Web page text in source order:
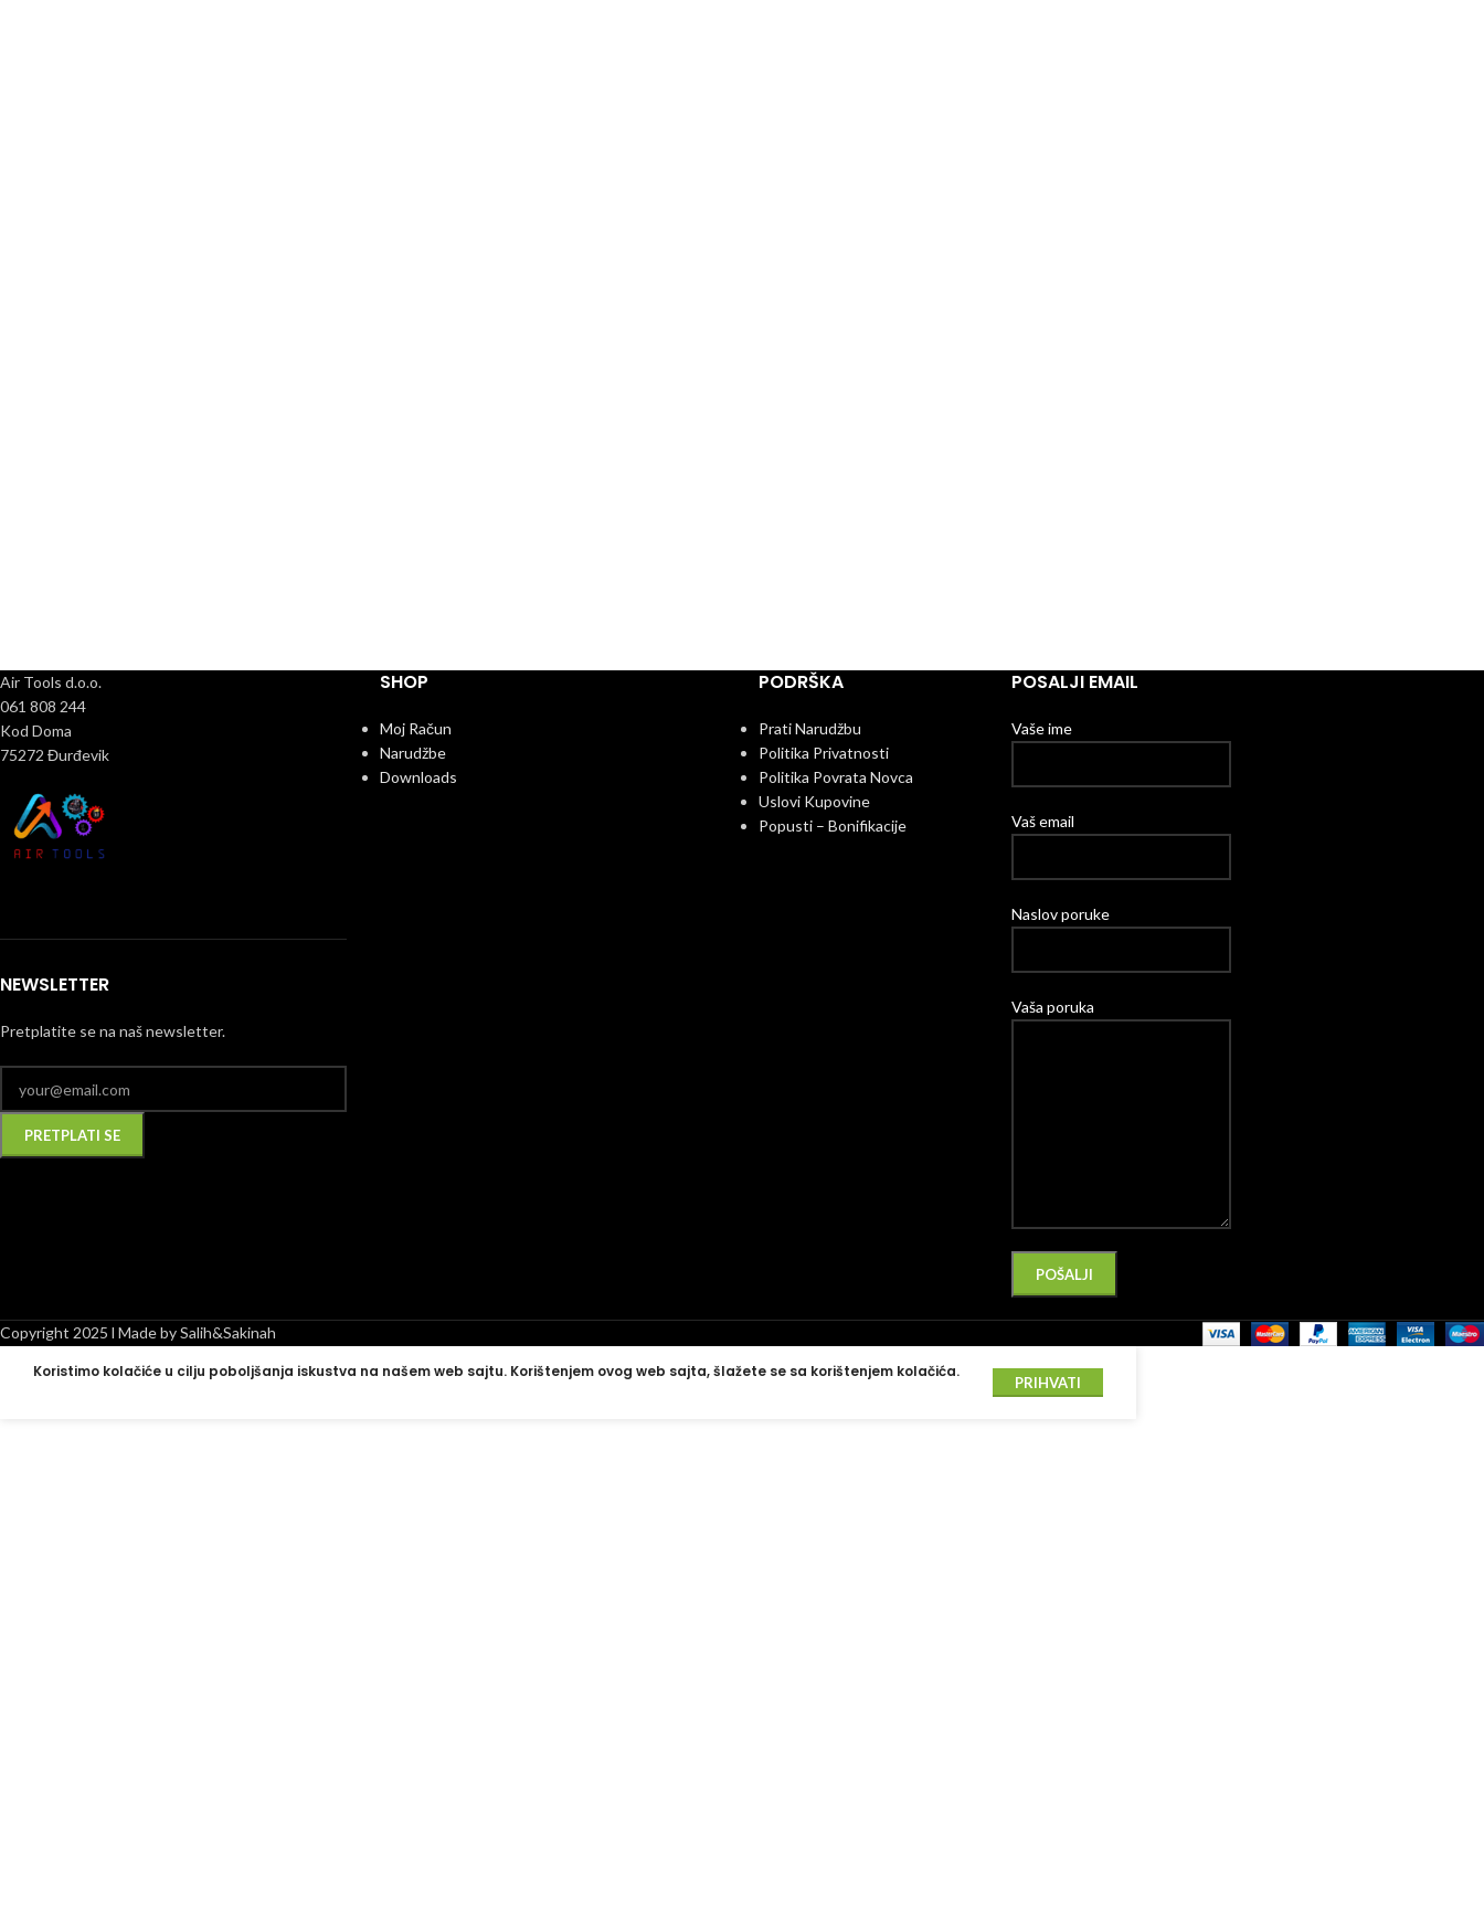
Air Tools d.o.o.
061 808 244
Kod Doma
75272 Đurđevik
NEWSLETTER
Pretplatite se na naš newsletter.
SHOP
Moj Račun
Narudžbe
Downloads
PODRŠKA
Prati Narudžbu
Politika Privatnosti
Politika Povrata Novca
Uslovi Kupovine
Popusti – Bonifikacije
POSALJI EMAIL
Vaše ime
Vaš email
Naslov poruke
Vaša poruka
Copyright 2025 l Made by Salih&Sakinah
Koristimo kolačiće u cilju poboljšanja iskustva na našem web sajtu. Korištenjem ovog web sajta, šlažete se sa korištenjem kolačića.
PRIHVATI